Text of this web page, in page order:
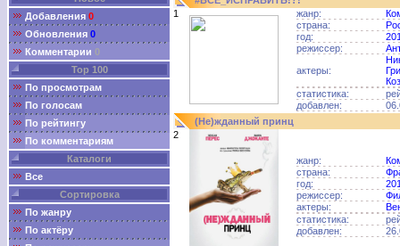
Добавления 0
Обновления 0
Комментарии 0
Top 100
По просмотрам
По голосам
По рейтингу
По комментариям
Каталоги
Все
Сортировка
По жанру
По актёру
1
жанр:
страна:
год:
режиссер:
актеры:
статистика:
добавлен:
(Не)жданный принц
2
жанр:
страна:
год:
режиссер:
актеры:
статистика:
добавлен: